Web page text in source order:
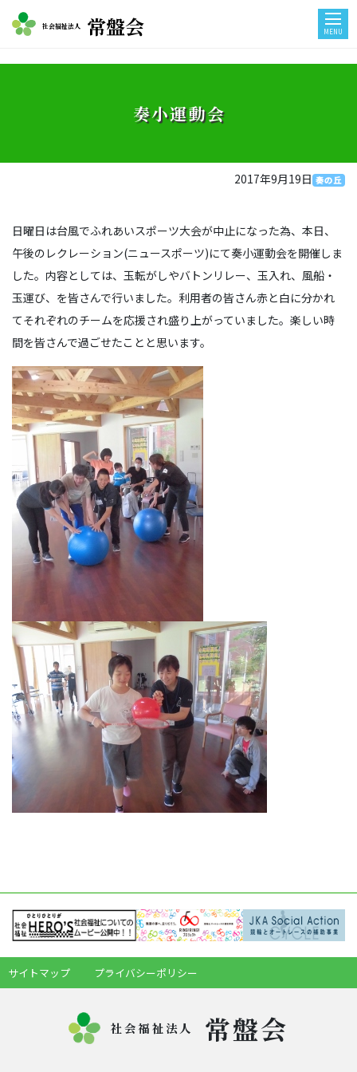
社会福祉法人 常盤会 MENU
奏小運動会
2017年9月19日 奏の丘
日曜日は台風でふれあいスポーツ大会が中止になった為、本日、
午後のレクレーション(ニュースポーツ)にて奏小運動会を開催しま
した。内容としては、玉転がしやバトンリレー、玉入れ、風船・
玉運び、を皆さんで行いました。利用者の皆さん赤と白に分かれ
てそれぞれのチームを応援され盛り上がっていました。楽しい時
間を皆さんで過ごせたことと思います。
サイトマップ プライバシーポリシー
社会福祉法人 常盤会